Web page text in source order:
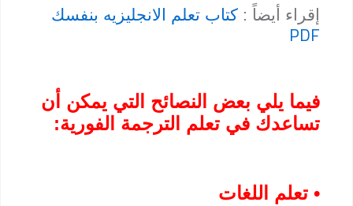
إقراء أيضاً : كتاب تعلم الانجليزيه بنفسك
PDF
فيما يلي بعض النصائح التي يمكن أن
تساعدك في تعلم الترجمة الفورية:
• تعلم اللغات